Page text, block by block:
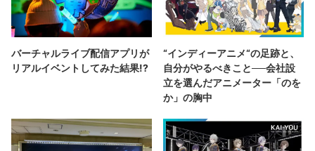
バーチャルライブ配信アプリが
リアルイベントしてみた結果!?
“インディーアニメ“の足跡と、
自分がやるべきこと──会社設
立を選んだアニメーター「のを
か」の胸中